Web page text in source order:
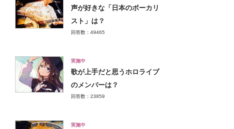
声が好きな「日本のボーカリ
スト」は？
回答数：49465
実施中
歌が上手だと思うホロライブ
のメンバーは？
回答数：23859
実施中